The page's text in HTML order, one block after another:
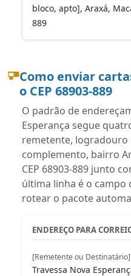
bloco, apto], Araxá,
889
Como enviar
o CEP 68903-889
O padrão de
Esperança segue
remetente, logradouro
complemento, bairro
CEP 68903-889 junto
última linha é o campo
rotear o pacote
ENDEREÇO PARA
[Remetente ou Destinatário]
Travessa Nova